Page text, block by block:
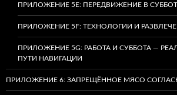
ПРИЛОЖЕНИЕ 5E: ПЕРЕДВИЖЕНИЕ В
ПРИЛОЖЕНИЕ 5F: ТЕХНОЛОГИИ И
ПРИЛОЖЕНИЕ 5G: РАБОТА И СУББОТА —
ПУТИ НАВИГАЦИИ
ПРИЛОЖЕНИЕ 6: ЗАПРЕЩЁННОЕ МЯСО